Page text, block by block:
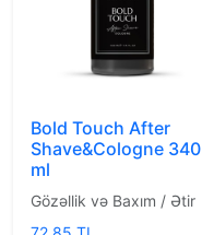
Bold Touch After
Shave&Cologne 340
ml
Gözəllik və Baxım / Ətir